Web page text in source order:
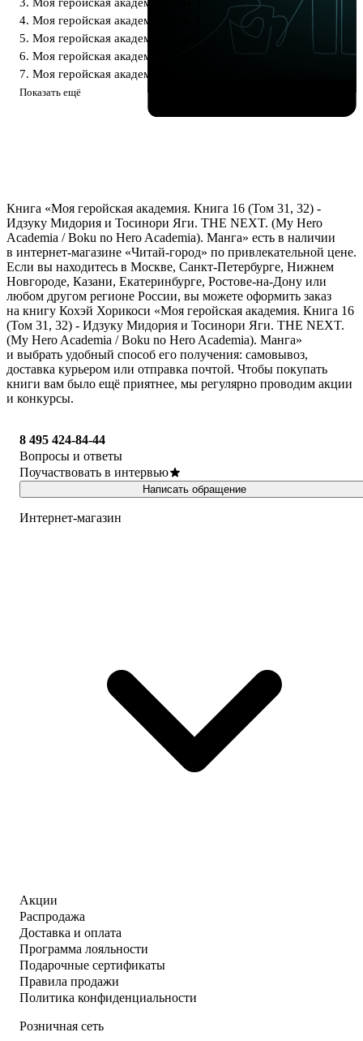
3. Моя геройская академия. Том 3
4. Моя геройская академия. Том 4
5. Моя геройская академия. Том 5
6. Моя геройская академия. Том 6
7. Моя геройская академия. Том 7
Показать ещё
Книга «Моя геройская академия. Книга 16 (Том 31, 32) -
Идзуку Мидория и Тосинори Яги. THE NEXT. (My Hero
Academia / Boku no Hero Academia). Манга» есть в наличии
в интернет-магазине «Читай-город» по привлекательной цене.
Если вы находитесь в Москве, Санкт-Петербурге, Нижнем
Новгороде, Казани, Екатеринбурге, Ростове-на-Дону или
любом другом регионе России, вы можете оформить заказ
на книгу Кохэй Хорикоси «Моя геройская академия. Книга 16
(Том 31, 32) - Идзуку Мидория и Тосинори Яги. THE NEXT.
(My Hero Academia / Boku no Hero Academia). Манга»
и выбрать удобный способ его получения: самовывоз,
доставка курьером или отправка почтой. Чтобы покупать
книги вам было ещё приятнее, мы регулярно проводим акции
и конкурсы.
8 495 424-84-44
Вопросы и ответы
Поучаствовать в интервью
Написать обращение
Интернет-магазин
Акции
Распродажа
Доставка и оплата
Программа лояльности
Подарочные сертификаты
Правила продажи
Политика конфиденциальности
Розничная сеть